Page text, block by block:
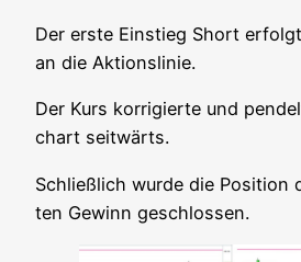
Der ers­te Ein­stieg Short
an die Aktionslinie.
Der Kurs kor­ri­gier­te und
chart seitwärts.
Schließ­lich wur­de die Posi­ti­on
ten Gewinn geschlossen.